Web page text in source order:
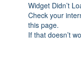
Widget Didn’t
Check your
this page.
If that doesn’t